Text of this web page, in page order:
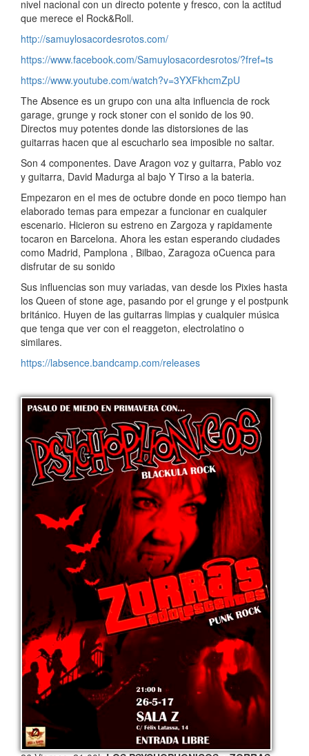
nivel nacional con un directo potente y fresco, con la actitud
que merece el Rock&Roll.
http://samuylosacordesrotos.com/
https://www.facebook.com/Samuylosacordesrotos/?fref=ts
https://www.youtube.com/watch?v=3YXFkhcmZpU
The Absence es un grupo con una alta influencia de rock
garage, grunge y rock stoner con el sonido de los 90.
Directos muy potentes donde las distorsiones de las
guitarras hacen que al escucharlo sea imposible no saltar.
Son 4 componentes. Dave Aragon voz y guitarra, Pablo voz
y guitarra, David Madurga al bajo Y Tirso a la bateria.
Empezaron en el mes de octubre donde en poco tiempo han
elaborado temas para empezar a funcionar en cualquier
escenario. Hicieron su estreno en Zargoza y rapidamente
tocaron en Barcelona. Ahora les estan esperando ciudades
como Madrid, Pamplona , Bilbao, Zaragoza oCuenca para
disfrutar de su sonido
Sus influencias son muy variadas, van desde los Pixies hasta
los Queen of stone age, pasando por el grunge y el postpunk
británico. Huyen de las guitarras limpias y cualquier música
que tenga que ver con el reaggeton, electrolatino o
similares.
https://labsence.bandcamp.com/releases